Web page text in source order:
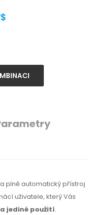
plně automatický přístroj
uživatele, který Vás
jediné použití.